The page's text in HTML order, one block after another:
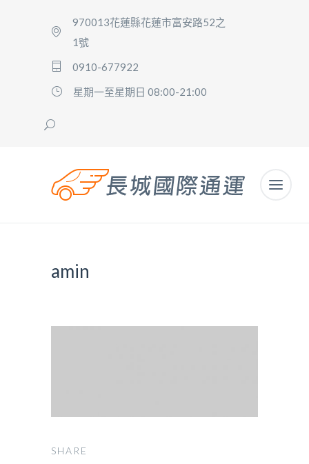
970013花蓮縣花蓮市富安路52之
1號
0910-677922
星期一至星期日 08:00-21:00
amin
SHARE